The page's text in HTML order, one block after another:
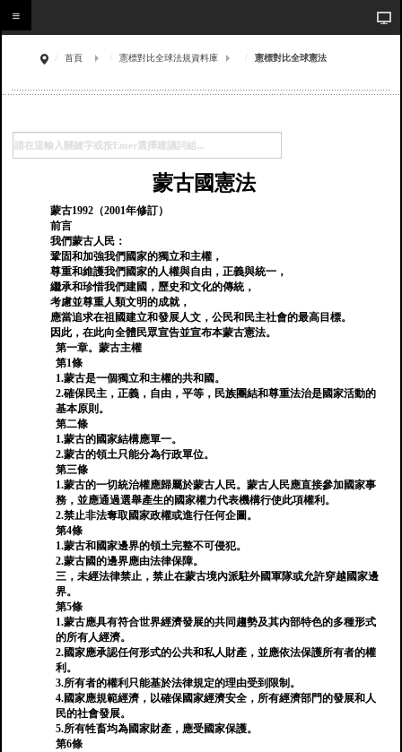
首頁 憲標對比全球法規資料庫 憲標對比全球憲法
蒙古國憲法
蒙古1992（2001年修訂）
前言
我們蒙古人民：
鞏固和加強我們國家的獨立和主權，
尊重和維護我們國家的人權與自由，正義與統一，
繼承和珍惜我們建國，歷史和文化的傳統，
考慮並尊重人類文明的成就，
應當追求在祖國建立和發展人文，公民和民主社會的最高目標。
因此，在此向全體民眾宣告並宣布本蒙古憲法。
第一章。蒙古主權
第1條
1.蒙古是一個獨立和主權的共和國。
2.確保民主，正義，自由，平等，民族團結和尊重法治是國家活動的
基本原則。
第二條
1.蒙古的國家結構應單一。
2.蒙古的領土只能分為行政單位。
第三條
1.蒙古的一切統治權應歸屬於蒙古人民。蒙古人民應直接參加國家事
務，並應通過選舉產生的國家權力代表機構行使此項權利。
2.禁止非法奪取國家政權或進行任何企圖。
第4條
1.蒙古和國家邊界的領土完整不可侵犯。
2.蒙古國的邊界應由法律保障。
三，未經法律禁止，禁止在蒙古境內派駐外國軍隊或允許穿越國家邊
界。
第5條
1.蒙古應具有符合世界經濟發展的共同趨勢及其內部特色的多種形式
的所有人經濟。
2.國家應承認任何形式的公共和私人財產，並應依法保護所有者的權
利。
3.所有者的權利只能基於法律規定的理由受到限制。
4.國家應規範經濟，以確保國家經濟安全，所有經濟部門的發展和人
民的社會發展。
5.所有牲畜均為國家財產，應受國家保護。
第6條